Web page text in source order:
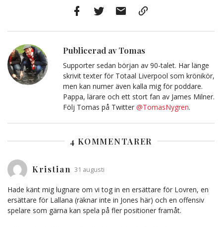
Publicerad av Tomas
Supporter sedan början av 90-talet. Har länge
skrivit texter för Totaal Liverpool som krönikör,
men kan numer även kalla mig för poddare.
Pappa, lärare och ett stort fan av James Milner.
Följ Tomas på Twitter @TomasNygren.
4 KOMMENTARER
Kristian 31 augusti
Hade känt mig lugnare om vi tog in en ersättare för Lovren, en
ersättare för Lallana (räknar inte in Jones här) och en offensiv
spelare som gärna kan spela på fler positioner framåt.